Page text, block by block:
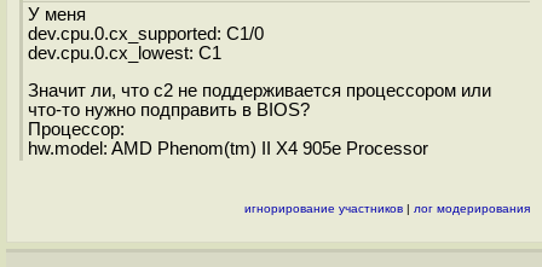
У меня
dev.cpu.0.cx_supported: C1/0
dev.cpu.0.cx_lowest: C1
Значит ли, что с2 не поддерживается процессором или
что-то нужно подправить в BIOS?
Процессор:
hw.model: AMD Phenom(tm) II X4 905e Processor
игнорирование участников | лог модерирования